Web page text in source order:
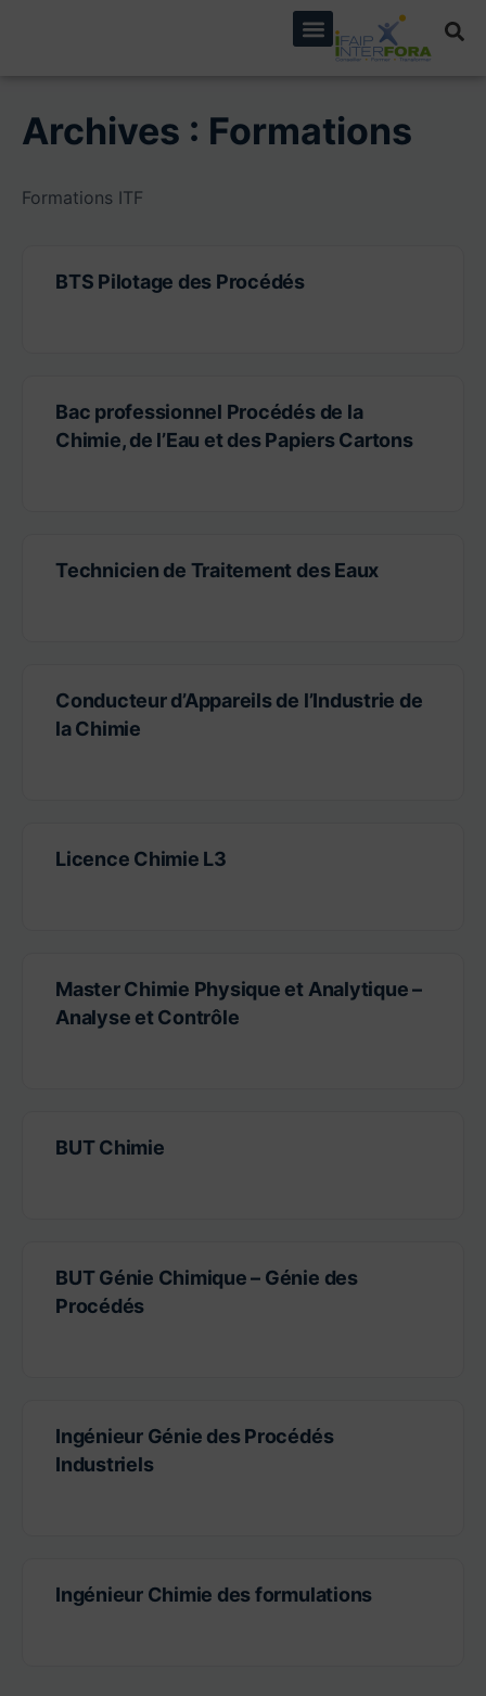
Archives : Formations
Formations ITF
BTS Pilotage des Procédés
Bac professionnel Procédés de la
Chimie, de l’Eau et des Papiers Cartons
Technicien de Traitement des Eaux
Conducteur d’Appareils de l’Industrie de
la Chimie
Licence Chimie L3
Master Chimie Physique et Analytique –
Analyse et Contrôle
BUT Chimie
BUT Génie Chimique – Génie des
Procédés
Ingénieur Génie des Procédés
Industriels
Ingénieur Chimie des formulations